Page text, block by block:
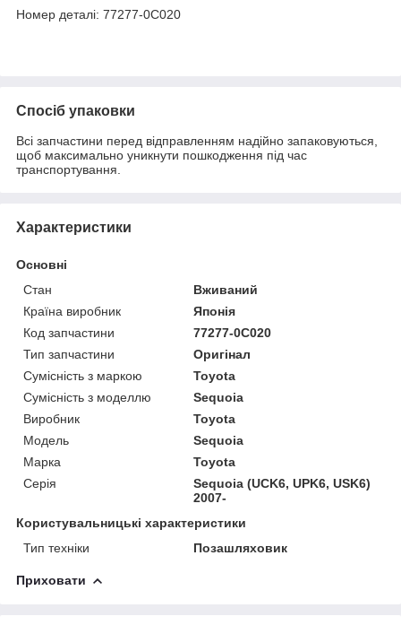
Номер деталі: 77277-0C020
Спосіб упаковки
Всі запчастини перед відправленням надійно запаковуються,
щоб максимально уникнути пошкодження під час
транспортування.
Характеристики
Основні
Стан
Вживаний
Країна виробник
Японія
Код запчастини
77277-0C020
Тип запчастини
Оригінал
Сумісність з маркою
Toyota
Сумісність з моделлю
Sequoia
Виробник
Toyota
Модель
Sequoia
Марка
Toyota
Серія
Sequoia (UCK6, UPK6, USK6)
2007-
Користувальницькі характеристики
Тип техніки
Позашляховик
Приховати